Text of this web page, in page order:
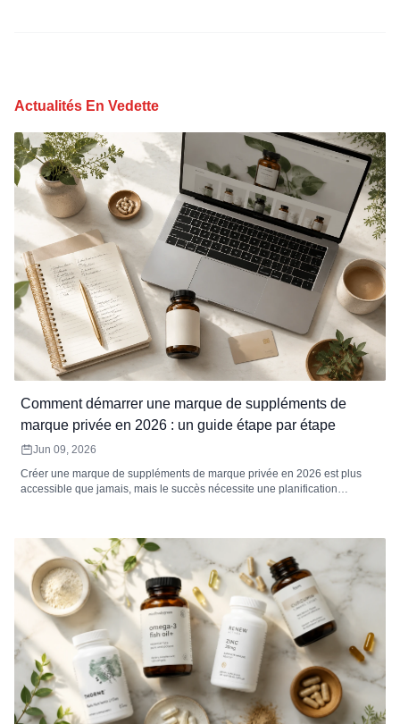
Actualités En Vedette
Comment démarrer une marque de suppléments de
marque privée en 2026 : un guide étape par étape
Jun 09, 2026
Créer une marque de suppléments de marque privée en 2026 est plus
accessible que jamais, mais le succès nécessite une planification
vente et le lancement de votre premier produit. Comprend des données
de prix réelles, des calculs de marge et une liste de contrôle complète de
pré-lancement.